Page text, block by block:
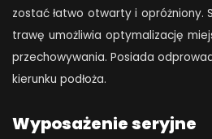
zostać łatwo otwarty i opróżniony.
trawę umożliwia optymalizację
przechowywania. Posiada
kierunku podłoża.
Wyposażenie seryjne